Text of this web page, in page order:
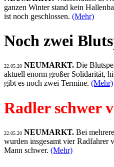
ganzen Winter stand kein
ist noch geschlossen. (Mehr)
Noch zwei
22.05.20 NEUMARKT. Die
aktuell enorm großer Solidarität,
gibt es noch zwei Termine. (Mehr)
Radler schwer
22.05.20 NEUMARKT. Bei
wurden insgesamt vier Radfahrer
Mann schwer. (Mehr)